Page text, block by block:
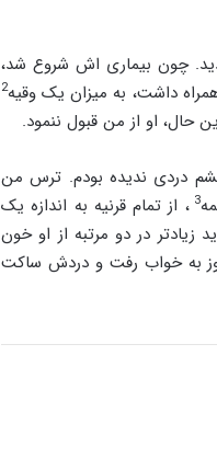
چون بیماری اش شروع شد،
داشت، به میزان یک وقیه2
حال، او از من قبول ننمود.
دردی ندیده بودم. ترس من
3 ، از تمام قرنیه به اندازه یک
زیادتر در دو مرتبه از او خون
به خواب رفت و دردش ساکت
آرتروز )